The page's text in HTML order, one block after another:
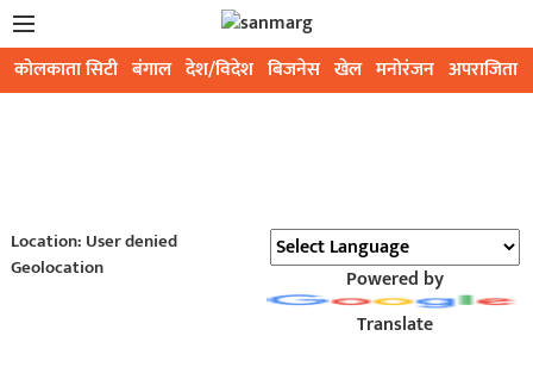
कोलकाता सिटी बंगाल देश/विदेश बिजनेस खेल मनोरंजन अपराजिता
Location: User denied
Geolocation
Powered by
Translate